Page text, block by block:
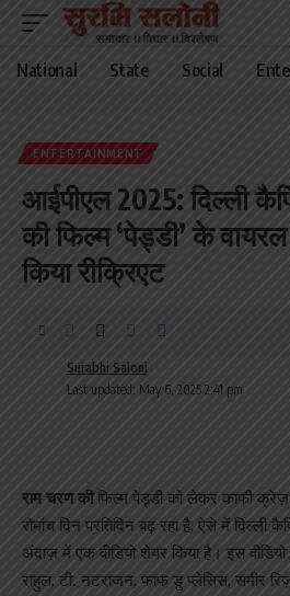
National State Social
ENTERTAINMENT
आईपीएल 2025: दिल्ली
की फिल्म ‘पेड्डी’ के
किया रीक्रिएट
Last updated: May 6, 2025 2:41 pm
Surabhi Saloni
राम चरण कीफिल्म पेड्डी को लेकर काफी
रोमांच दिन प्रतिदिन बढ़ रहा है, ऐसे में
अंदाज़ में एक वीडियो शेयर किया है। इस
राहुल, टी. नटराजन, फाफ डु प्लेसिस, समीर